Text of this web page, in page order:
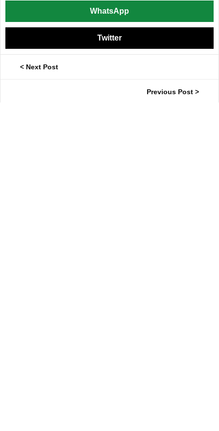
WhatsApp
Twitter
< Next Post
Previous Post >